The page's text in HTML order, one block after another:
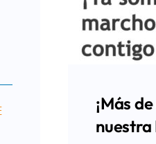
¡Más
nuestra